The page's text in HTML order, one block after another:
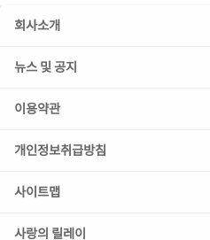
회사소개
뉴스 및 공지
이용약관
개인정보취급방침
사이트맵
사랑의 릴레이